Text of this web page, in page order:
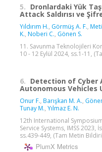
5. Dronlardaki Yük
Attack Saldırısı ve
Yıldırım H., Görmüş A. F.,
K., Noberi C., Gönen S.
11. Savunma Teknolojileri
10 - 12 Eylül 2024, ss.1-11,
6. Detection of
Autonomous Vehicles
Onur F., Barışkan M. A.,
Tunay M., Yılmaz E. N.
12th International
Service Systems, IMSS 2023,
ss.439-449, (Tam Metin
PlumX Metrics